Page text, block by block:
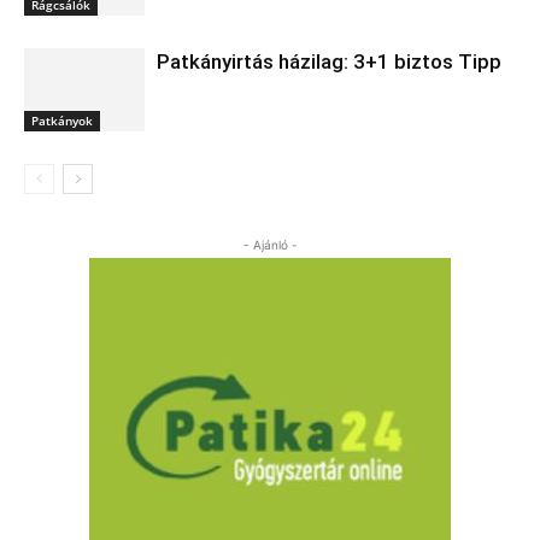
Rágcsálók
Patkányok
Patkányirtás házilag: 3+1 biztos Tipp
- Ajánló -